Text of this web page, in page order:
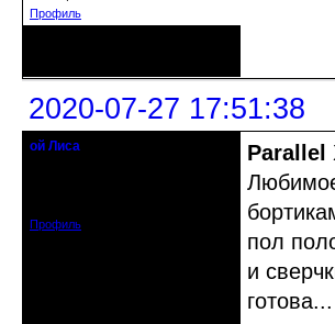
Профиль
2020-07-27 17:51:38
ой Лиса
Профиль
Parallel
пол
и
готова...